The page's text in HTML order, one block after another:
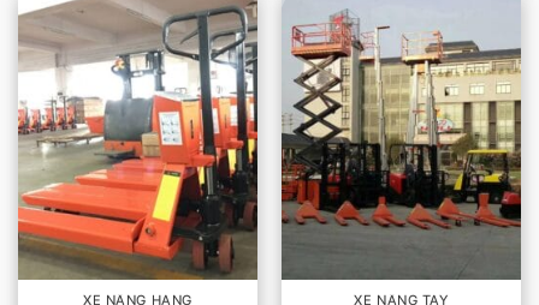
XE NÂNG HÀNG XE NÂNG TAY